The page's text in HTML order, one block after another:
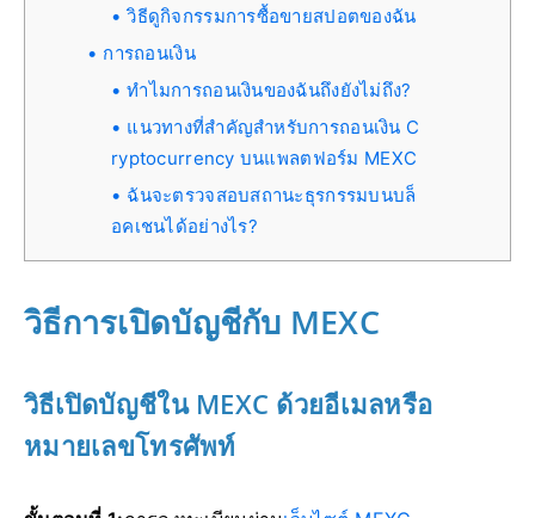
วิธีดูกิจกรรมการซื้อขายสปอตของฉัน
การถอนเงิน
ทำไมการถอนเงินของฉันถึงยังไม่ถึง?
แนวทางที่สำคัญสำหรับการถอนเงิน C
ryptocurrency บนแพลตฟอร์ม MEXC
ฉันจะตรวจสอบสถานะธุรกรรมบนบล็
อคเชนได้อย่างไร?
วิธีการเปิดบัญชีกับ MEXC
วิธีเปิดบัญชีใน MEXC ด้วยอีเมลหรือ
หมายเลขโทรศัพท์